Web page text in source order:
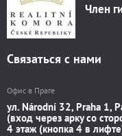
Член
Связаться с нами
Офис в Праге
ул. Národní 32, Praha 1,
(вход через арку со
4 этаж (кнопка 4 в